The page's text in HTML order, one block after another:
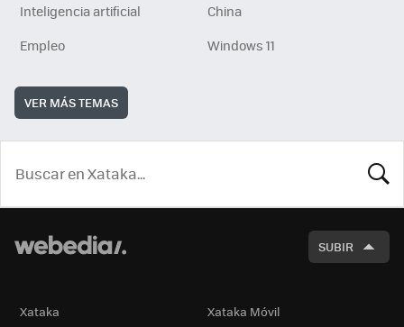
Inteligencia artificial
China
Empleo
Windows 11
VER MÁS TEMAS
SUBIR
Xataka Xataka Móvil